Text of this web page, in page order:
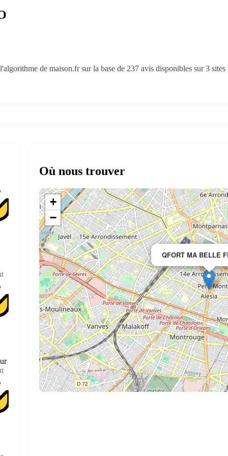
de maison.fr sur la base de 237 avis disponibles sur 3
Où nous trouver
QFORT MA BELLE
+
−